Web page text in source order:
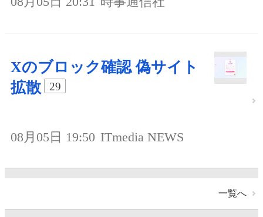
Xのブロック確認 偽サイト
拡散
29
08月05日 19:50 ITmedia NEWS
一覧へ